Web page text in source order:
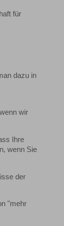
für
dazu in
wir
Ihre
wenn Sie
der
"mehr